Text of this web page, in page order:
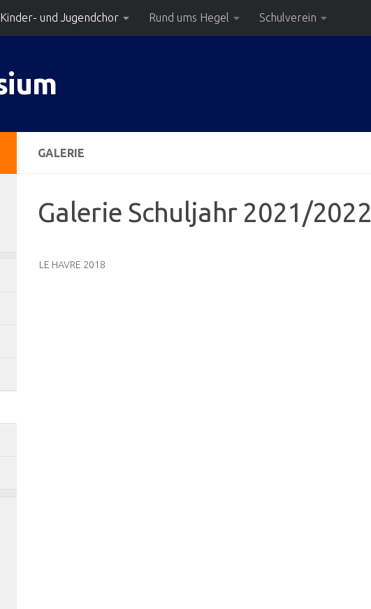
Kinder- und Jugendchor Rund ums Hegel Schulverein
GALERIE
Galerie Schuljahr 2021/2022
LE HAVRE 2018